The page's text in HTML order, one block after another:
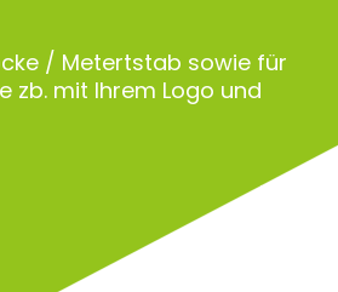
/ Metertstab sowie für
zb. mit Ihrem Logo und